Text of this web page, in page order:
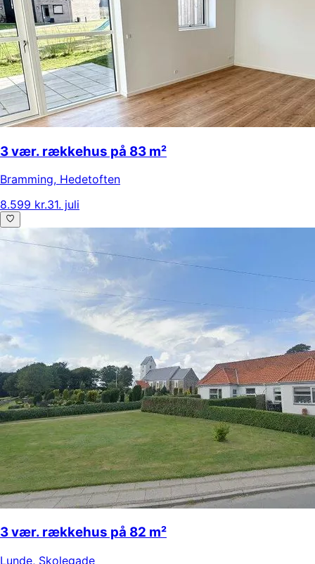
3 vær. rækkehus på 83 m²
Bramming, Hedetoften
8.599 kr.31. juli
3 vær. rækkehus på 82 m²
Lunde, Skolegade